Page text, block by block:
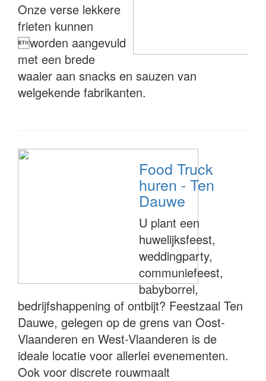
Onze verse lekkere
frieten kunnen
worden aangevuld
met een brede
waaier aan snacks en sauzen van
welgekende fabrikanten.
Food Truck
huren - Ten
Dauwe
U plant een
huwelijksfeest,
weddingparty,
communiefeest,
babyborrel,
bedrijfshappening of ontbijt? Feestzaal Ten
Dauwe, gelegen op de grens van Oost-
Vlaanderen en West-Vlaanderen is de
ideale locatie voor allerlei evenementen.
Ook voor discrete rouwmaalt